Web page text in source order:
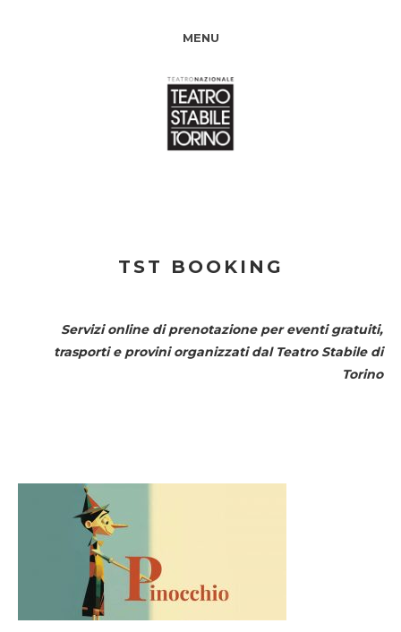
MENU
TST BOOKING
Servizi online di prenotazione per eventi gratuiti,
trasporti e provini organizzati dal Teatro Stabile di
Torino